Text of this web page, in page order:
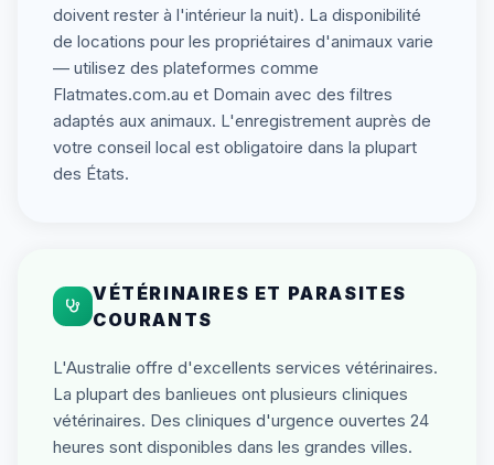
doivent rester à l'intérieur la nuit). La disponibilité
de locations pour les propriétaires d'animaux varie
— utilisez des plateformes comme
Flatmates.com.au et Domain avec des filtres
adaptés aux animaux. L'enregistrement auprès de
votre conseil local est obligatoire dans la plupart
des États.
VÉTÉRINAIRES ET PARASITES
COURANTS
L'Australie offre d'excellents services vétérinaires.
La plupart des banlieues ont plusieurs cliniques
vétérinaires. Des cliniques d'urgence ouvertes 24
heures sont disponibles dans les grandes villes.